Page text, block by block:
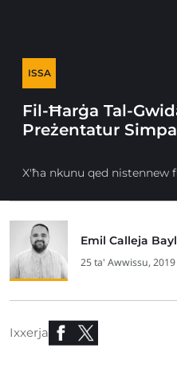
ISSA
Fil-Ħarġa Tal-
Preżentatur
X'ħa nkunu qed nistennew
Emil Calleja
25 ta' Awwissu, 2019
Ixxerja